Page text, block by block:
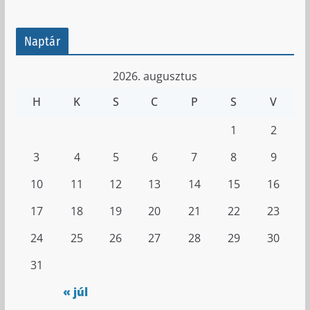
Naptár
2026. augusztus
H
K S C P S V
« júl
1
2
3
4 5 6 7 8
9
10
11 12 13 14 15
16
17
18 19 20 21 22
23
24
25 26 27 28 29
30
31